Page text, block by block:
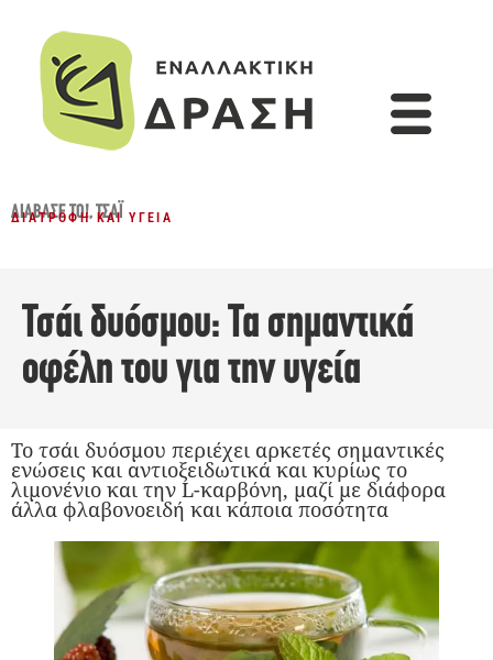
ΔΙΆΒΑΣΈ ΤΟ!,ΤΣΆΙ
ΔΙΑΤΡΟΦΉ ΚΑΙ ΥΓΕΊΑ
Τσάι δυόσμου: Τα σημαντικά
οφέλη του για την υγεία
Το τσάι δυόσμου περιέχει αρκετές σημαντικές
ενώσεις και αντιοξειδωτικά και κυρίως το
λιμονένιο και την L-καρβόνη, μαζί με διάφορα
άλλα φλαβονοειδή και κάποια ποσότητα